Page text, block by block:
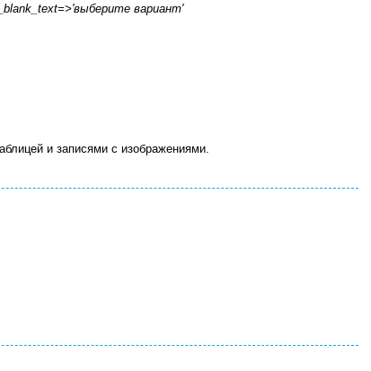
вариант'
и записями с изображениями.